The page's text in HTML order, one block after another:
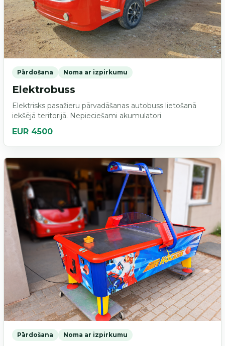
Pārdošana Noma ar izpirkumu
Elektrobuss
Elektrisks pasažieru pārvadāšanas autobuss lietošanā
iekšējā teritorijā. Nepieciešami akumulatori
EUR 4500
Pārdošana Noma ar izpirkumu